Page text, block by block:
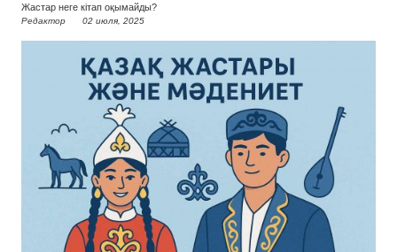
Жастар неге кітап оқымайды?
Редактор 02 июля, 2025